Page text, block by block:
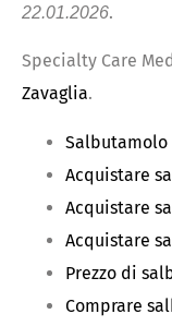
22.01.2026.
Specialty Care
Zavaglia.
Salbutamolo
Acquistare
Acquistare
Acquistare
Prezzo di
Comprare